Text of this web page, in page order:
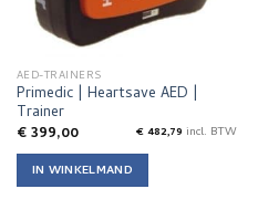
AED-TRAINERS
Primedic | Heartsave AED |
Trainer
€399,00 €482,79 incl. BTW
IN WINKELMAND